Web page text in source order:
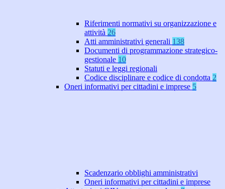
Riferimenti normativi su organizzazione e
attività 26
Atti amministrativi generali 138
Documenti di programmazione strategico-
gestionale 10
Statuti e leggi regionali
Codice disciplinare e codice di condotta 2
Oneri informativi per cittadini e imprese 5
Scadenzario obblighi amministrativi
Oneri informativi per cittadini e imprese